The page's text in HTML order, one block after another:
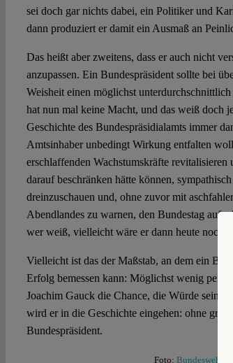
sei doch gar nichts dabei, ein Politiker und
dann produziert er damit ein Ausmaß an
Das heißt aber zweitens, dass er auch nicht
anzupassen. Ein Bundespräsident sollte bei
Weisheit einen möglichst
hat nun mal keine Macht, und das weiß doch
Geschichte des Bundespräsidialamts immer
Amtsinhaber unbedingt Wirkung entfalten
erschlaffenden Wachstumskräfte
darauf beschränken hätte können,
dreinzuschauen und, ohne zuvor mit
Abendlandes zu warnen, den Bundestag
wer weiß, vielleicht wäre er dann heute noch
Vielleicht ist das der Maßstab, an dem ein
Erfolg bemessen kann: Möglichst wenig
Joachim Gauck die Chance, die Würde seines
wird er in die Geschichte eingehen: ohne
Bundespräsident.
Foto:Bundeswehr-